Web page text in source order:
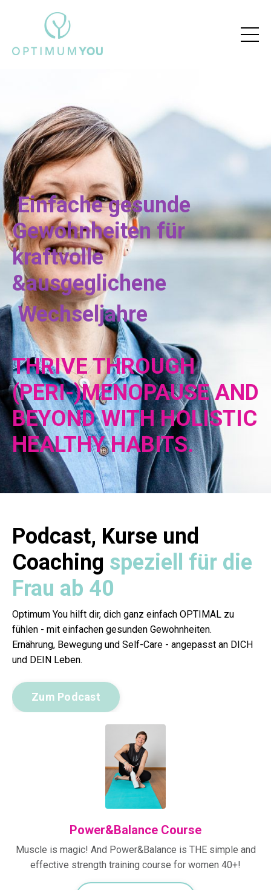
Einfache gesunde
Gewohnheiten für
kraftvolle
&ausgeglichene
Wechseljahre
THRIVE THROUGH
(PERI-)MENOPAUSE AND
BEYOND WITH HOLISTIC
HEALTHY HABITS.
Podcast, Kurse und
Coaching speziell für die
Frau ab 40
Optimum You hilft dir, dich ganz einfach OPTIMAL zu
fühlen - mit einfachen gesunden Gewohnheiten.
Ernährung, Bewegung und Self-Care - angepasst an DICH
und DEIN Leben.
Zum Podcast
Power&Balance Course
Muscle is magic! And Power&Balance is THE simple and
effective strength training course for women 40+!